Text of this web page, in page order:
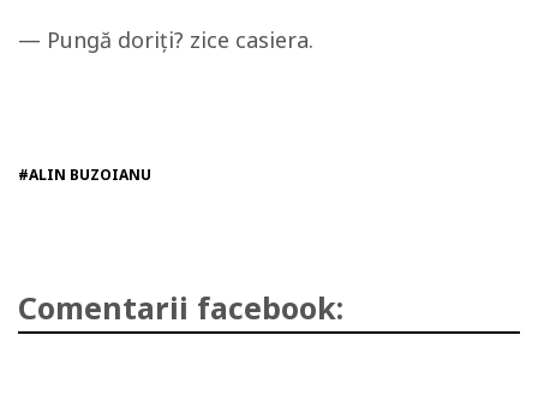
— Pungă doriți? zice casiera.
#ALIN BUZOIANU
Comentarii facebook: